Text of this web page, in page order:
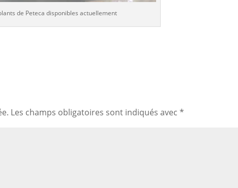
de Peteca disponibles actuellement
Les champs obligatoires sont indiqués avec*